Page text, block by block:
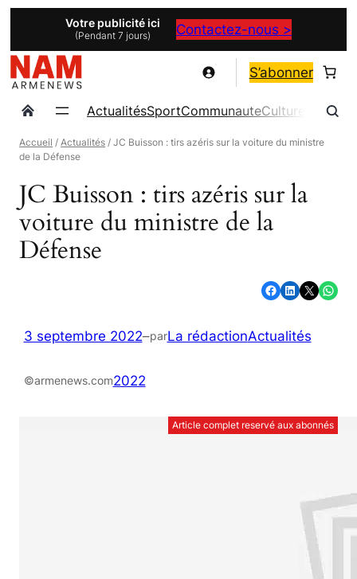
contenu
Votre publicité ici
(Pendant 7 jours) Contactez-nous >
S’abonner
ActualitésSportCommunauteCulture
Accueil /Actualités / JC Buisson : tirs azéris sur la voiture du ministre
de la Défense
JC Buisson : tirs azéris sur la
voiture du ministre de la
Défense
Partager sur Facebook Partager sur LinkedIn Partager sur X Partager sur WhatsApp
3 septembre 2022–parLa rédactionActualités
©armenews.com2022
Article complet reservé aux abonnés